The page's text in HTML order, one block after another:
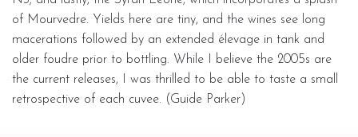
of Mourvedre. Yields here are tiny, and the wines see long
macerations followed by an extended élevage in tank and
older foudre prior to bottling. While I believe the 2005s are
the current releases, I was thrilled to be able to taste a small
retrospective of each cuvee. (Guide Parker)